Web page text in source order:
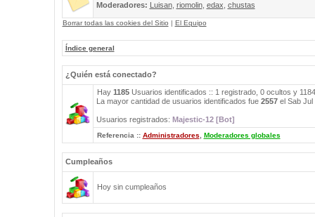
Moderadores: Luisan, riomolin, edax chustas
Borrar todas las cookies del Sitio | El Equipo
Índice general
¿Quién está conectado?
Hay 1185Usuarios identificados :: 1 registrado, 0 ocultos y
La mayor cantidad de usuarios identificados fue 2557el Sab Jul
Usuarios registrados: Majestic-12 [Bot]
Referencia :: Administradores Moderadores globales
Cumpleaños
Hoy sin cumpleaños